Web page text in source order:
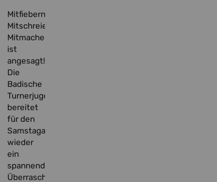
Mitfiebern,
Mitschreien,
Mitmachen
ist
angesagt!
Die
Badische
Turnerjugend
bereitet
für den
Samstagabend
wieder
ein
spannends
Überraschungsprogramm